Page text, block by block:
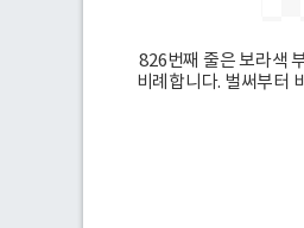
826번째 줄은 보라색
비례합니다. 벌써부터